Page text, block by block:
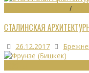
/
СТАЛИНСКАЯ
26.12.2017